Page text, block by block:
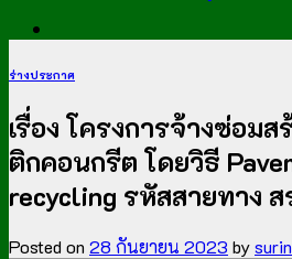
ร่างประกาศ
เรื่อง โครงการจ้างซ่อม
ติกคอนกรีต โดยวิธี
recycling รหัสสายทาง ส
Posted on 28 กันยายน 2023 bysurin